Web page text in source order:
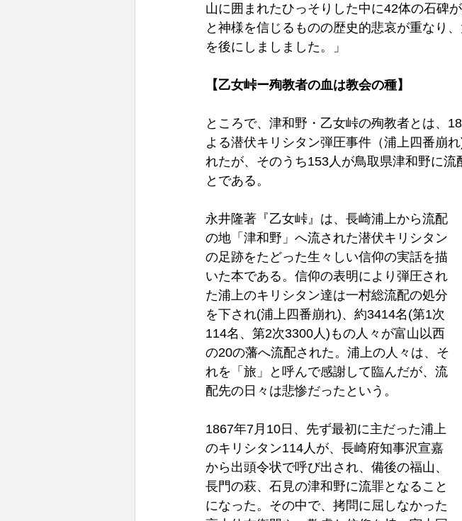
山に囲まれたひっそりした中に42体の石碑
と神様を信じるものの歴史的悲哀が重なり
を後にしましました。」
【乙女峠ー殉教者の血は教会の種】
ところで、津和野・乙女峠の殉教者とは、
よる潜伏キリシタン弾圧事件（浦上四番崩
れたが、そのうち153人が鳥取県津和野に
とである。
永井隆著『乙女峠』は、長崎浦上から流配
の地「津和野」へ流された潜伏キリシタン
の足跡をたどった生々しい信仰の実話を描
いた本である。信仰の表明により弾圧され
た浦上のキリシタン達は一村総流配の処分
を下され(浦上四番崩れ)、約3414名(第1次
114名、第2次3300人)もの人々が富山以西
の20の藩へ流配された。浦上の人々は、そ
れを「旅」と呼んで感謝して臨んだが、流
配先の日々は悲惨だったという。
1867年7月10日、先ず最初に主だった浦上
のキリシタン114人が、長崎府知事沢宣嘉
から出頭令状で呼び出され、備後の福山、
長門の萩、石見の津和野に流罪となること
になった。その中で、拷問に屈しなかった